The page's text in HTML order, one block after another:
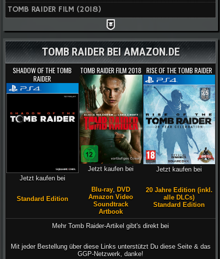
TOMB RAIDER FILM (2018)
TOMB RAIDER BEI AMAZON.DE
SHADOW OF THE TOMB
RAIDER
Jetzt kaufen bei
Standard Edition
TOMB RAIDER FILM 2018
Jetzt kaufen bei
Blu-ray, DVD
Amazon Video
Soundtrack
Artbook
RISE OF THE TOMB RAIDER
Jetzt kaufen bei
20 Jahre Edition (inkl.
alle DLCs)
Standard Edition
Mehr Tomb Raider-Artikel gibt's direkt bei
Mit jeder Bestellung über diese Links unterstützt Du diese Seite & das
GGP-Netzwerk, danke!